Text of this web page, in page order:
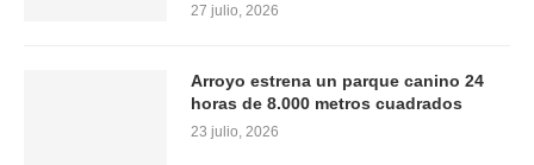
27 julio, 2026
Arroyo estrena un parque canino 24
horas de 8.000 metros cuadrados
23 julio, 2026